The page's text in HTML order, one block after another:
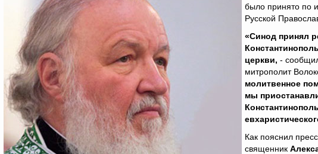
было принято по
Русской
«Синод принял
церкви, -
митрополит
молитвенное
мы
Как пояснил
священник